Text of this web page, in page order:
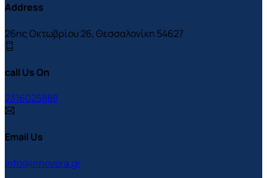
Address
26ης Οκτωβρίου 26, Θεσσαλονίκη 54627
call Us On
2316025888
Email Us
info@innovera.gr